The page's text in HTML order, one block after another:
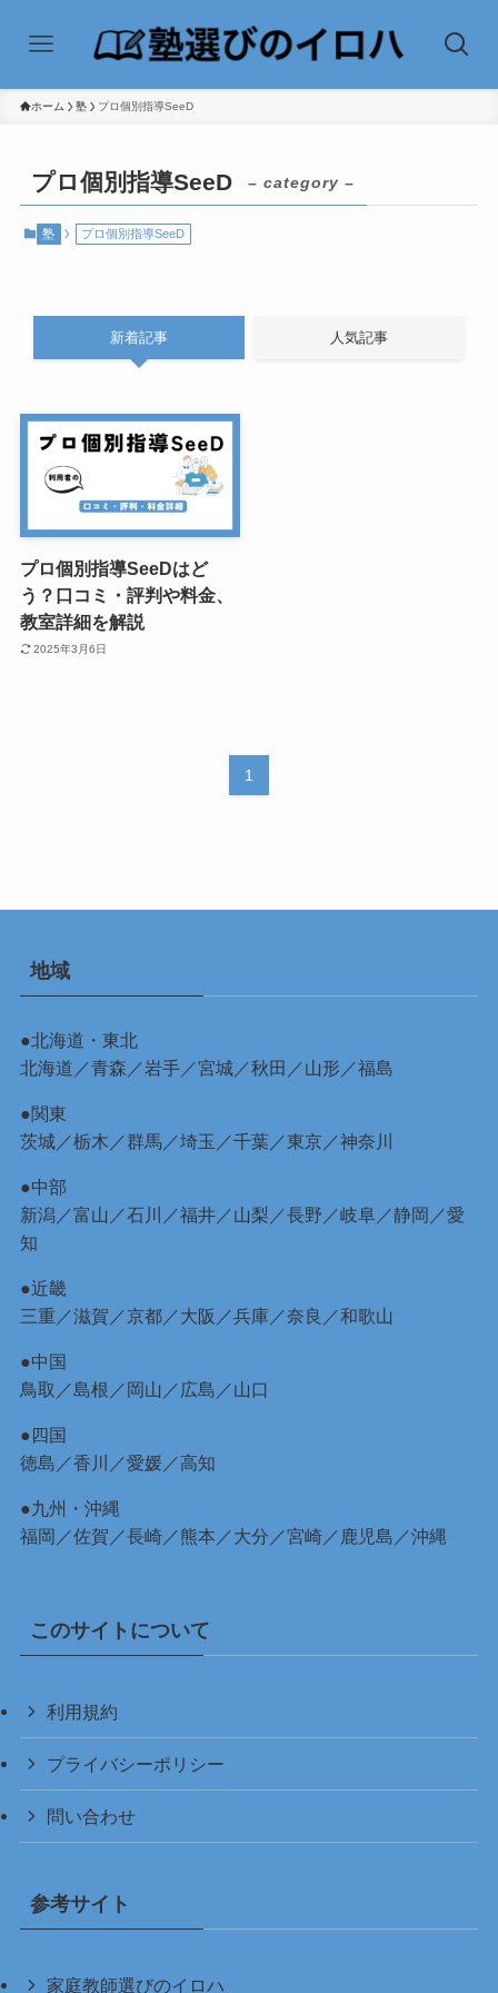
ホーム 塾 プロ個別指導SeeD
プロ個別指導SeeD – category –
塾 プロ個別指導SeeD
新着記事 人気記事
プロ個別指導SeeDはど
う？口コミ・評判や料金、
教室詳細を解説
2025年3月6日
1
地域
●北海道・東北
北海道 ／青森 ／岩手／宮城／秋田 ／山形 ／福島
●関東
茨城／栃木 ／群馬／埼玉 ／千葉／東京／神奈川
●中部
新潟 ／富山 ／石川 ／福井／山梨 ／長野 ／岐阜／静岡 ／愛
知
●近畿
三重 ／滋賀 ／京都／大阪 ／兵庫／奈良 ／和歌山
●中国
鳥取 ／島根 ／岡山 ／ 広島 ／山口
●四国
徳島 ／香川 ／愛媛／高知
●九州・沖縄
福岡 ／佐賀 ／長崎／熊本 ／大分 ／宮崎／ 鹿児島 ／沖縄
このサイトについて
利用規約
プライバシーポリシー
問い合わせ
参考サイト
家庭教師選びのイロハ